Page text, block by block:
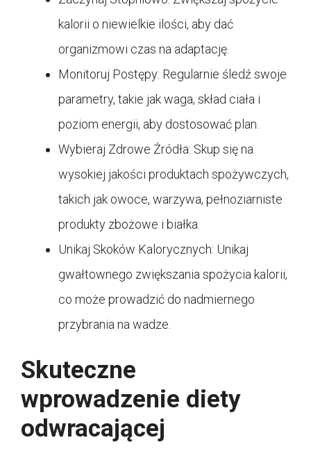
kalorii o niewielkie ilości, aby dać
organizmowi czas na adaptację.
Monitoruj Postępy: Regularnie śledź swoje
parametry, takie jak waga, skład ciała i
poziom energii, aby dostosować plan.
Wybieraj Zdrowe Źródła: Skup się na
wysokiej jakości produktach spożywczych,
takich jak owoce, warzywa, pełnoziarniste
produkty zbożowe i białka.
Unikaj Skoków Kalorycznych: Unikaj
gwałtownego zwiększania spożycia kalorii,
co może prowadzić do nadmiernego
przybrania na wadze.
Skuteczne
wprowadzenie diety
odwracającej